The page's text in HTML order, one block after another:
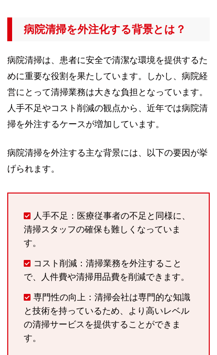
病院清掃を外注化する背景とは？
病院清掃は、患者に安全で清潔な環境を提供するた
めに重要な役割を果たしています。しかし、病院経
営にとって清掃業務は大きな負担となっています。
人手不足やコスト削減の観点から、近年では病院清
掃を外注するケースが増加しています。
病院清掃を外注する主な背景には、以下の要因が挙
げられます。
人手不足：医療従事者の不足と同様に、
清掃スタッフの確保も難しくなっていま
す。
コスト削減：清掃業務を外注すること
で、人件費や清掃用品費を削減できます。
専門性の向上：清掃会社は専門的な知識
と技術を持っているため、より高いレベル
の清掃サービスを提供することができま
す。